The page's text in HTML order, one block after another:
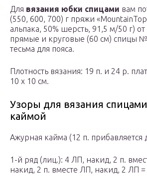
Для вязания юбки спицами вам
(550, 600, 700) г пряжи
альпака, 50% шерсть, 91,5 м/50 г) от
прямые и круговые (60 см) спицы №
тесьма для пояса.
Плотность вязания: 19 п. и 24 р.
10 х 10 см.
Узоры для вязания
каймой
Ажурная кайма (12 п. прибавляется
1-й ряд (лиц.): 4 ЛП, накид, 2 п.
накид, 2 п. вместе ЛП, накид, 2 ЛП =